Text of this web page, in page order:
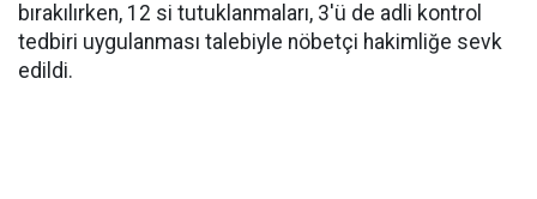
bırakılırken, 12 si tutuklanmaları, 3'ü de adli kontrol
tedbiri uygulanması talebiyle nöbetçi hakimliğe sevk
edildi.